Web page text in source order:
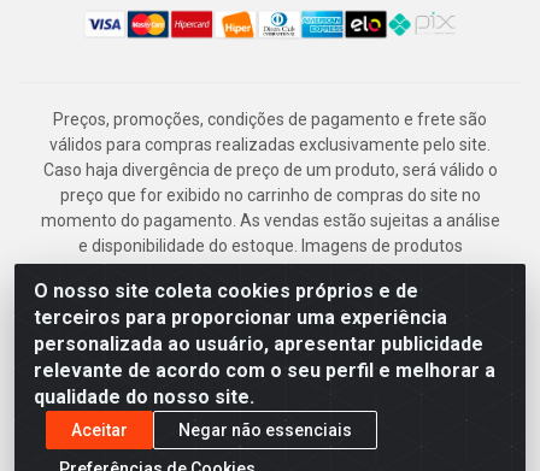
O nosso site coleta cookies próprios e de
terceiros para proporcionar uma experiência
personalizada ao usuário, apresentar publicidade
relevante de acordo com o seu perfil e melhorar a
qualidade do nosso site.
Aceitar
Negar não essenciais
Preços, promoções, condições de pagamento e frete são
válidos para compras realizadas exclusivamente pelo site.
Caso haja divergência de preço de um produto, será válido o
preço que for exibido no carrinho de compras do site no
momento do pagamento. As vendas estão sujeitas a análise
e disponibilidade do estoque. Imagens de produtos
meramente ilustrativas.
Armazém Jenipapo Materiais de Construção em Geral
LTDA - Rua das Flores, 2691 - Guabiraba, Recife/PE - CEP
52.291-630 - CNPJ 41.097.379/0001-